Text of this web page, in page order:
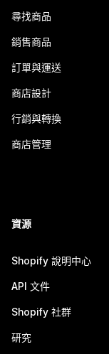
尋找商品
銷售商品
訂單與運送
商店設計
行銷與轉換
商店管理
資源
Shopify 說明中心
API 文件
Shopify 社群
研究